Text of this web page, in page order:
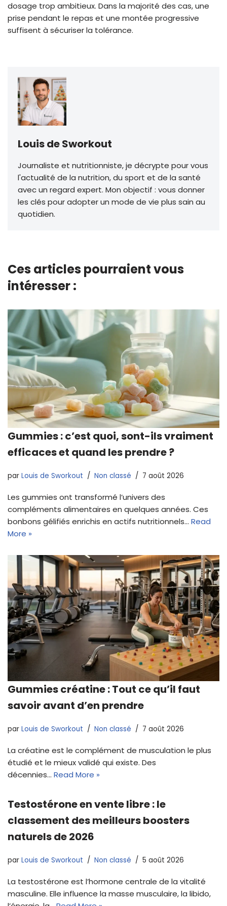
dosage trop ambitieux. Dans la majorité des cas, une
prise pendant le repas et une montée progressive
suffisent à sécuriser la tolérance.
Louis de Sworkout
Journaliste et nutritionniste, je décrypte pour vous
l'actualité de la nutrition, du sport et de la santé
avec un regard expert. Mon objectif : vous donner
les clés pour adopter un mode de vie plus sain au
quotidien.
Ces articles pourraient vous
intéresser :
Gummies : c’est quoi, sont-ils vraiment
efficaces et quand les prendre ?
par Louis de Sworkout Non classé 7 août 2026
Les gummies ont transformé l’univers des
compléments alimentaires en quelques années. Ces
bonbons gélifiés enrichis en actifs nutritionnels… Read
More »
Gummies créatine : Tout ce qu’il faut
savoir avant d’en prendre
par Louis de Sworkout Non classé 7 août 2026
La créatine est le complément de musculation le plus
étudié et le mieux validé qui existe. Des
décennies… Read More »
Testostérone en vente libre : le
classement des meilleurs boosters
naturels de 2026
par Louis de Sworkout Non classé 5 août 2026
La testostérone est l’hormone centrale de la vitalité
masculine. Elle influence la masse musculaire, la libido,